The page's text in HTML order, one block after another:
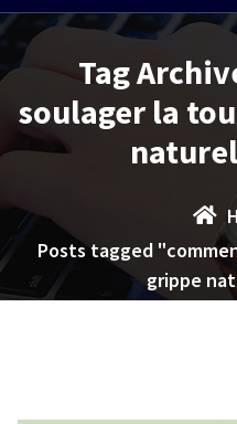
Tag
soulager la
Posts tagged
grippe